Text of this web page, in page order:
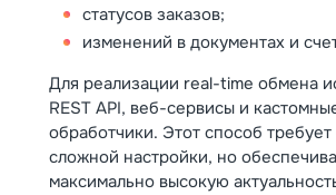
статусов заказов;
изменений в документах и
Для реализации real-time обмена
REST API, веб-сервисы и
обработчики. Этот способ
сложной настройки, но
максимально высокую